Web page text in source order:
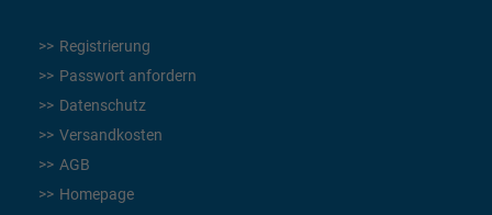
Registrierung
Passwort anfordern
Datenschutz
Versandkosten
AGB
Homepage